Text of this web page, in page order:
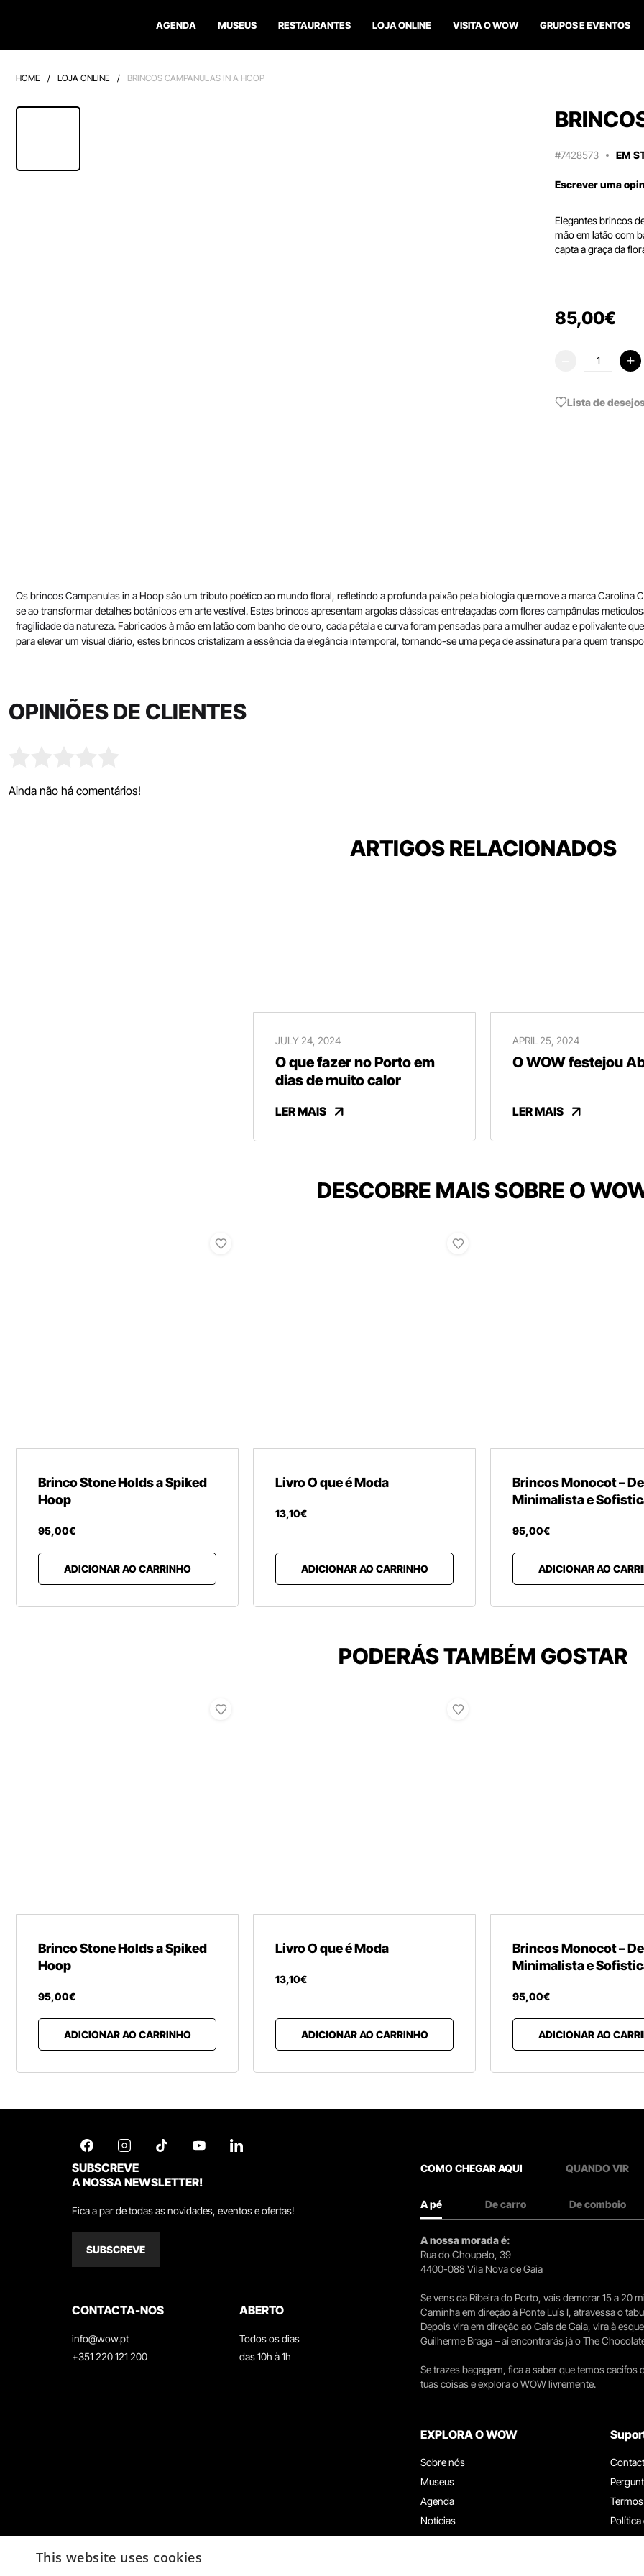
AGENDA MUSEUS RESTAURANTES LOJA ONLINE VISITA O WOW GRUPOS E EVENTOS
HOME / LOJA ONLINE / BRINCOS CAMPANULAS IN A HOOP
#7428573 EM
Escrever uma
Elegantes brincos
mão em latão com
capta a graça da
85,00€
Lista de
Os brincos Campanulas in a Hoop são um tributo poético ao mundo floral, refletindo a profunda paixão pela biologia que move a marca Carolina
se ao transformar detalhes botânicos em arte vestível. Estes brincos apresentam argolas clássicas entrelaçadas com flores campânulas
fragilidade da natureza. Fabricados à mão em latão com banho de ouro, cada pétala e curva foram pensadas para a mulher audaz e polivalente
para elevar um visual diário, estes brincos cristalizam a essência da elegância intemporal, tornando-se uma peça de assinatura para quem
OPINIÕES DE CLIENTES
Ainda não há comentários!
ARTIGOS RELACIONADOS
JULY 24, 2024
O que fazer no Porto em
dias de muito calor
LER MAIS
APRIL 25, 2024
O WOW festejou
LER MAIS
DESCOBRE MAIS SOBRE O
Brinco Stone Holds a Spiked
Hoop
95,00€
ADICIONAR AO CARRINHO
Livro O que é Moda
13,10€
ADICIONAR AO CARRINHO
Brincos Monocot –
Minimalista e
95,00€
ADICIONAR AO
PODERÁS TAMBÉM GOSTAR
Brinco Stone Holds a Spiked
Hoop
95,00€
ADICIONAR AO CARRINHO
Livro O que é Moda
13,10€
ADICIONAR AO CARRINHO
Brincos Monocot –
Minimalista e
95,00€
ADICIONAR AO
SUBSCREVE
A NOSSA NEWSLETTER!
Fica a par de todas as novidades, eventos e ofertas!
SUBSCREVE
CONTACTA-NOS
info@wow.pt
+351 220 121 200
ABERTO
Todos os dias
das 10h à 1h
COMO CHEGAR AQUI QUANDO VIR
A pé De carro De comboio
A nossa morada é:
Rua do Choupelo, 39
4400-088 Vila Nova de Gaia
Se vens da Ribeira do Porto, vais demorar 15 a 20
Caminha em direção à Ponte Luís I, atravessa o
Depois vira em direção ao Cais de Gaia, vira à
Guilherme Braga – aí encontrarás já o The
Se trazes bagagem, fica a saber que temos
tuas coisas e explora o WOW livremente.
EXPLORA O WOW
Sobre nós
Museus
Agenda
Notícias
Restaurantes
Política
This website uses cookies